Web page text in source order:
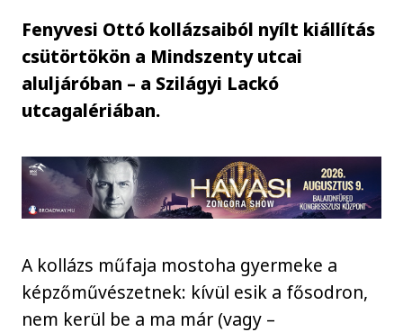
Fenyvesi Ottó kollázsaiból nyílt kiállítás
csütörtökön a Mindszenty utcai
aluljáróban – a Szilágyi Lackó
utcagalériában.
A kollázs műfaja mostoha gyermeke a
képzőművészetnek: kívül esik a fősodron,
nem kerül be a ma már (vagy –